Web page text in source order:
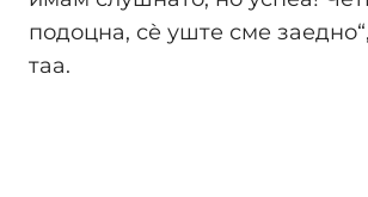
подоцна, сѐ уште сме
таа.